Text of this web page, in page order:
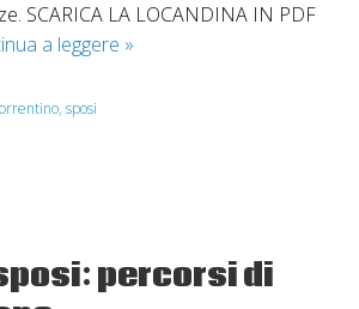
SCARICA LA LOCANDINA IN PDF
a leggere Corsi
»
, sposi
percorsi di